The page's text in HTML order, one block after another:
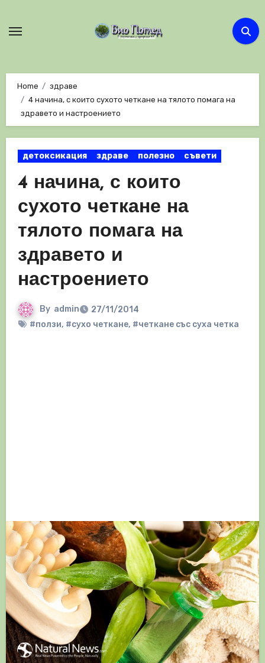
Home
здраве
4 начина, с които сухото четкане на тялото помага на
здравето и настроението
детоксикация здраве полезно съвети
4 начина, с които
сухото четкане на
тялото помага на
здравето и
настроението
By admin
27/11/2014
#ползи, #сухо четкане, #четкане със суха четка